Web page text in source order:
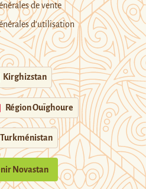
de vente
d’utilisation
Kirghizstan
Région Ouïghoure
Turkménistan
Novastan